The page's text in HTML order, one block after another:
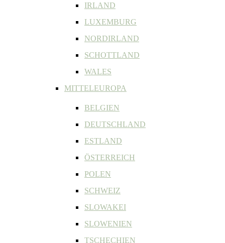
IRLAND
LUXEMBURG
NORDIRLAND
SCHOTTLAND
WALES
MITTELEUROPA
BELGIEN
DEUTSCHLAND
ESTLAND
ÖSTERREICH
POLEN
SCHWEIZ
SLOWAKEI
SLOWENIEN
TSCHECHIEN